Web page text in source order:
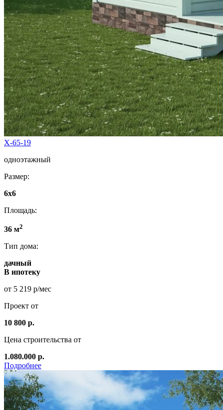
Х-65-19
одноэтажный
Размер:
6x6
Площадь:
36 м2
Тип дома:
дачный
В ипотеку
от 5 219 р/мес
Проект от
10 800 р.
Цена строительства от
1.080.000 р.
Подробнее